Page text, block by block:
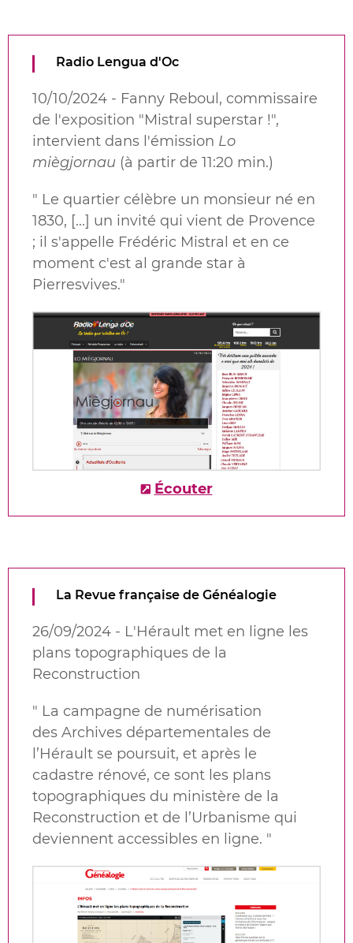
Radio Lengua d'Oc
10/10/2024 - Fanny Reboul, commissaire
de l'exposition "Mistral superstar !",
intervient dans l'émission Lo
miègjornau (à partir de 11:20 min.)
" Le quartier célèbre un monsieur né en
1830, [...] un invité qui vient de Provence
; il s'appelle Frédéric Mistral et en ce
moment c'est al grande star à
Pierresvives."
Écouter
La Revue française de Généalogie
26/09/2024 - L'Hérault met en ligne les
plans topographiques de la
Reconstruction
" La campagne de numérisation
des Archives départementales de
l’Hérault se poursuit, et après le
cadastre rénové, ce sont les plans
topographiques du ministère de la
Reconstruction et de l’Urbanisme qui
deviennent accessibles en ligne. "